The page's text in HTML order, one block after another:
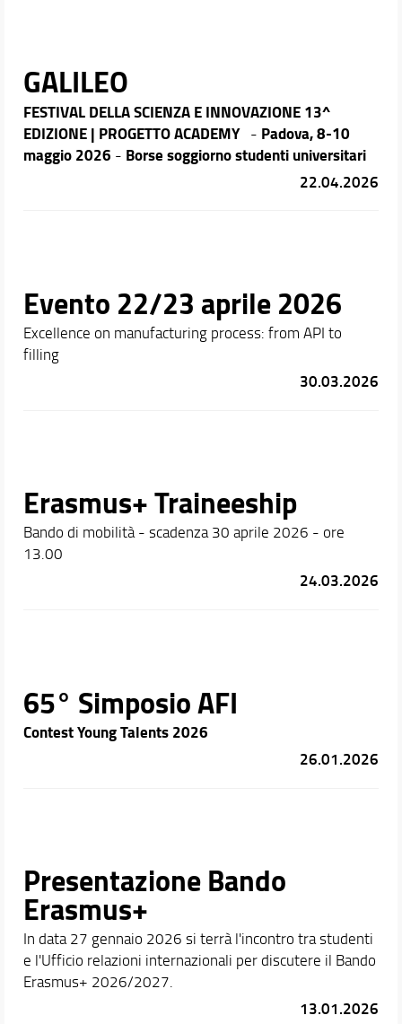
GALILEO
FESTIVAL DELLA SCIENZA E INNOVAZIONE 13^
EDIZIONE | PROGETTO ACADEMY - Padova, 8-10
maggio 2026 - Borse soggiorno studenti universitari
22.04.2026
Evento 22/23 aprile 2026
Excellence on manufacturing process: from API to
filling
30.03.2026
Erasmus+ Traineeship
Bando di mobilità - scadenza 30 aprile 2026 - ore
13.00
24.03.2026
65° Simposio AFI
Contest Young Talents 2026
26.01.2026
Presentazione Bando
Erasmus+
In data 27 gennaio 2026 si terrà l'incontro tra studenti
e l'Ufficio relazioni internazionali per discutere il Bando
Erasmus+ 2026/2027.
13.01.2026